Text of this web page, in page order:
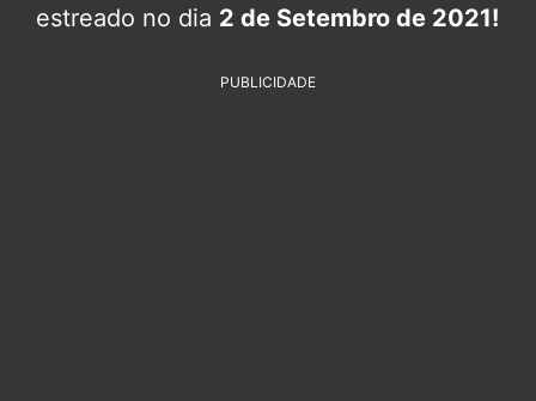
estreado no dia 2 de Setembro de 2021!
PUBLICIDADE